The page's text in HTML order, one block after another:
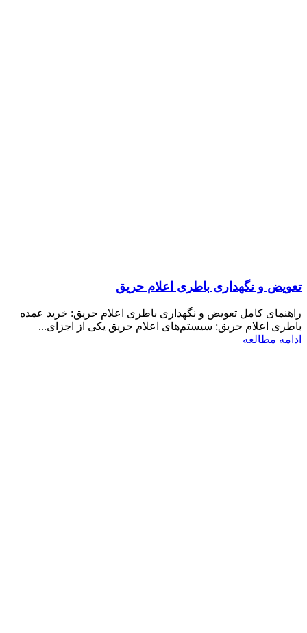
تعویض و نگهداری باطری اعلام حریق
راهنمای کامل تعویض و نگهداری باطری اعلام حریق: خرید عمده
باطری اعلام حریق: سیستم‌های اعلام حریق یکی از اجزای...
ادامه مطالعه